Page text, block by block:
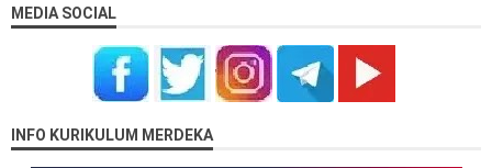
MEDIA SOCIAL
INFO KURIKULUM MERDEKA